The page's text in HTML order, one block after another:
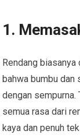
1.
Rendang
bahwa bumbu dan
dengan sempurna.
semua rasa dari
kaya dan penuh